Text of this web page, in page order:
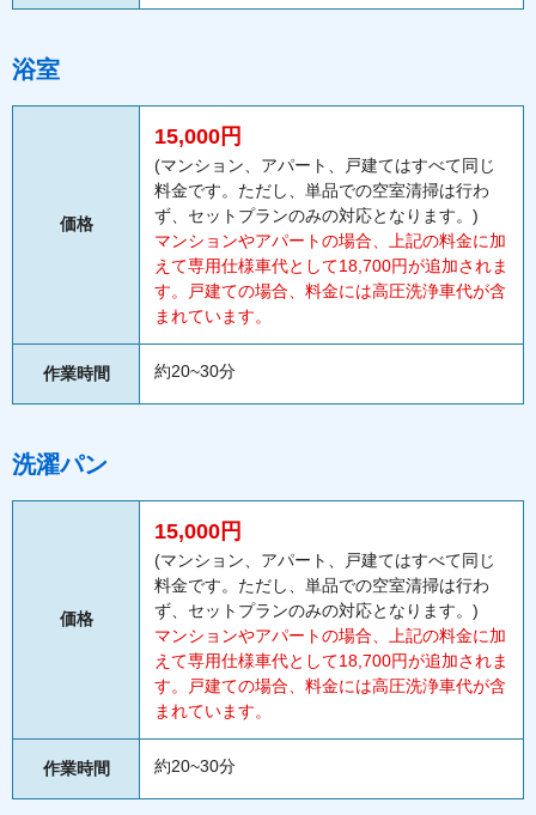
浴室
価格
15,000円
(マンション、アパート、戸建てはすべて同じ
料金です。ただし、単品での空室清掃は行わ
ず、セットプランのみの対応となります。)
マンションやアパートの場合、上記の料金に加
えて専用仕様車代として18,700円が追加されま
す。戸建ての場合、料金には高圧洗浄車代が含
まれています。
作業時間 約20~30分
洗濯パン
価格
15,000円
(マンション、アパート、戸建てはすべて同じ
料金です。ただし、単品での空室清掃は行わ
ず、セットプランのみの対応となります。)
マンションやアパートの場合、上記の料金に加
えて専用仕様車代として18,700円が追加されま
す。戸建ての場合、料金には高圧洗浄車代が含
まれています。
作業時間 約20~30分